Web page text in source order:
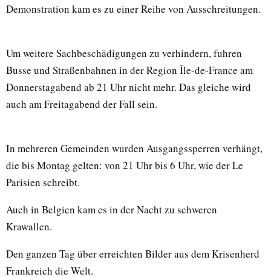
Demonstration kam es zu einer Reihe von Ausschreitungen.
Um weitere Sachbeschädigungen zu verhindern, fuhren
Busse und Straßenbahnen in der Region Île-de-France am
Donnerstagabend ab 21 Uhr nicht mehr. Das gleiche wird
auch am Freitagabend der Fall sein.
In mehreren Gemeinden wurden Ausgangssperren verhängt,
die bis Montag gelten: von 21 Uhr bis 6 Uhr, wie derLe
Parisien schreibt.
Auch in Belgien kam es in der Nacht zu schweren
Krawallen.
Den ganzen Tag über erreichten Bilder aus dem Krisenherd
Frankreich die Welt.